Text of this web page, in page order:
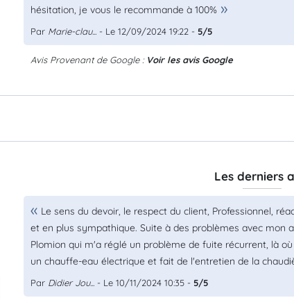
hésitation, je vous le recommande à 100%
Par Marie-clau... - Le 12/09/2024 19:22 - 5/5
Avis Provenant de Google : Voir les avis Google
Les derniers
Le sens du devoir, le respect du client, Professionnel,
et en plus sympathique. Suite à des problèmes avec mon
Plomion qui m'a réglé un problème de fuite récurrent, là
un chauffe-eau électrique et fait de l'entretien de la
Par Didier Jou... - Le 10/11/2024 10:35 - 5/5